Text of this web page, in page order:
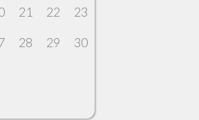
21 22
23
28 29
30